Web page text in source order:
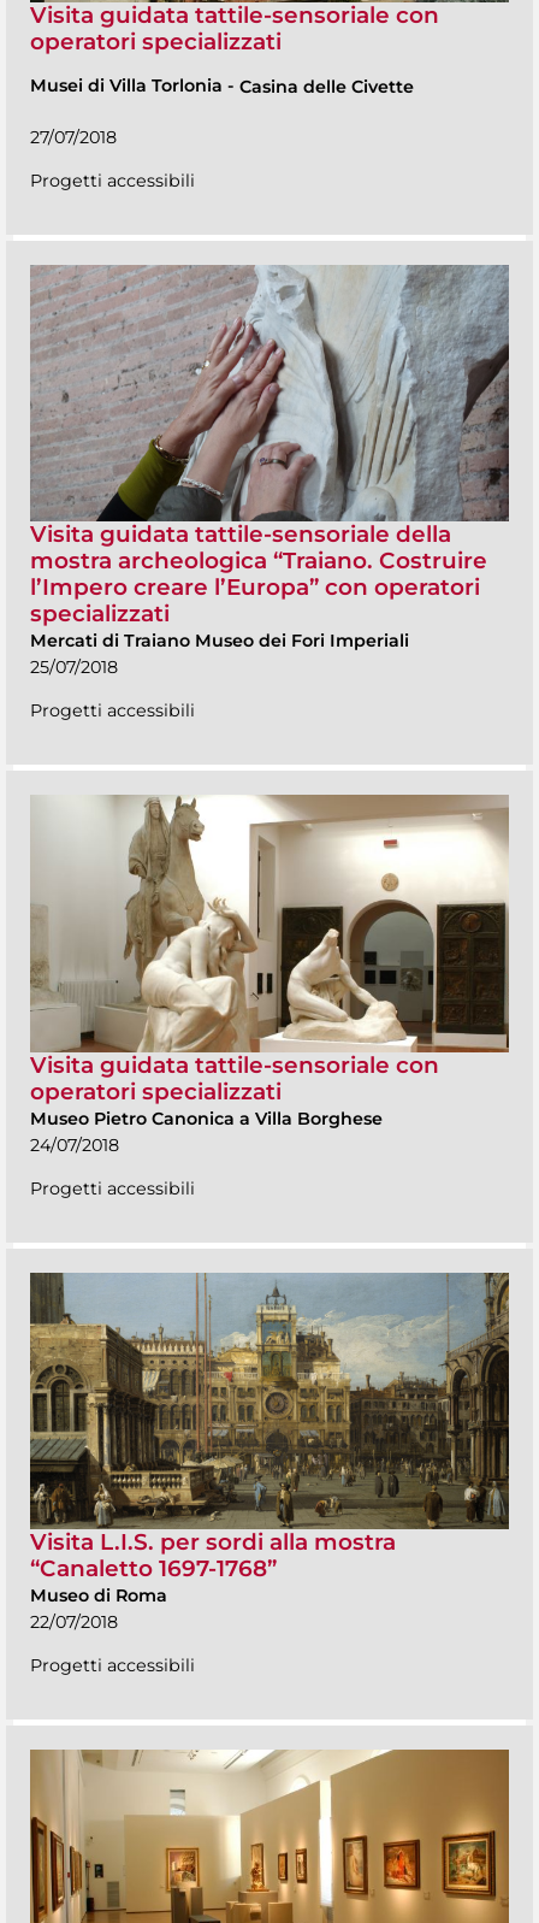
Visita guidata tattile-sensoriale con
operatori specializzati
Musei di Villa Torlonia - Casina delle Civette
27/07/2018
Progetti accessibili
Visita guidata tattile-sensoriale della
mostra archeologica “Traiano. Costruire
l’Impero creare l’Europa” con operatori
specializzati
Mercati di Traiano Museo dei Fori Imperiali
25/07/2018
Progetti accessibili
Visita guidata tattile-sensoriale con
operatori specializzati
Museo Pietro Canonica a Villa Borghese
24/07/2018
Progetti accessibili
Visita L.I.S. per sordi alla mostra
“Canaletto 1697-1768”
Museo di Roma
22/07/2018
Progetti accessibili